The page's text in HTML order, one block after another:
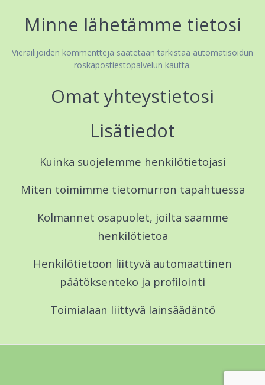
Minne lähetämme tietosi
Vierailijoiden kommentteja saatetaan tarkistaa automatisoidun
roskapostiestopalvelun kautta.
Omat yhteystietosi
Lisätiedot
Kuinka suojelemme henkilötietojasi
Miten toimimme tietomurron tapahtuessa
Kolmannet osapuolet, joilta saamme
henkilötietoa
Henkilötietoon liittyvä automaattinen
päätöksenteko ja profilointi
Toimialaan liittyvä lainsäädäntö